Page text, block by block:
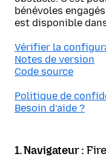
bénévoles
est disponible
Vérifier la
Notes de version
Code source
Politique de
Besoin d’aide ?
1. Navigateur :